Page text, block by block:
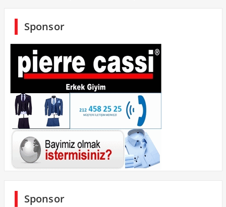
Sponsor
Sponsor